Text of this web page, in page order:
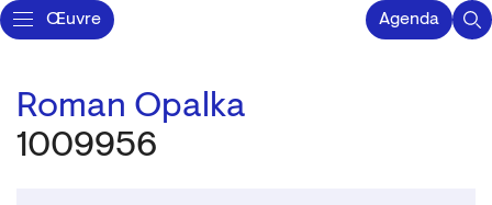
Œuvre Agenda
Roman Opalka
1009956